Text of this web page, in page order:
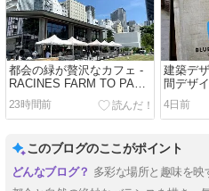
都会の緑が贅沢なカフェ -
RACINES FARM TO PARK
池袋- / Art&Architecture＃
603
23時間前
建築デ
間デザ
4日前
このブログのここがポイント
多彩な場所と趣味を映